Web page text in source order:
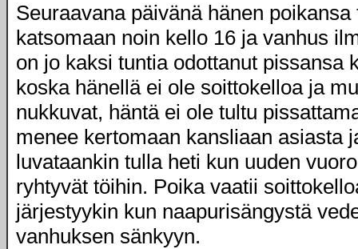
Seuraavana päivänä hänen poikansa
katsomaan noin kello 16 ja vanhus
on jo kaksi tuntia odottanut pissansa
koska hänellä ei ole soittokelloa ja
nukkuvat, häntä ei ole tultu
menee kertomaan kansliaan asiasta
luvataankin tulla heti kun uuden
ryhtyvät töihin. Poika vaatii
järjestyykin kun naapurisängystä
vanhuksen sänkyyn.